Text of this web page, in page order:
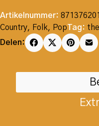
Artikelnummer:
Country, Folk, PopTag:
Delen: